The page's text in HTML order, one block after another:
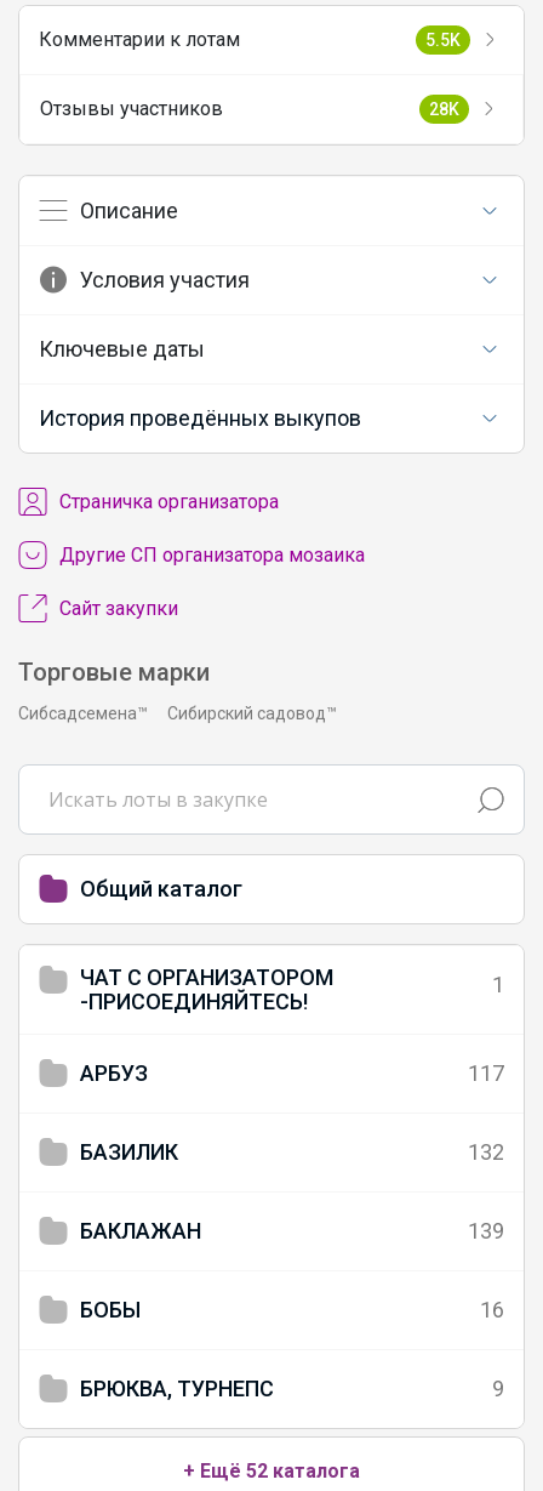
Общий каталог
ЧАТ С ОРГАНИЗАТОРОМ
-ПРИСОЕДИНЯЙТЕСЬ!
1
АРБУЗ 117
БАЗИЛИК 132
БАКЛАЖАН 139
БОБЫ 16
БРЮКВА, ТУРНЕПС 9
+ Ещё 52 каталога
Комментарии к лотам 5.5K
Отзывы участников 28K
Описание
Условия участия
Ключевые даты
История проведённых выкупов
Cтраничка организатора
Другие СП организатора мозаика
Сайт закупки
Торговые марки
Сибсадсемена™ Сибирский садовод™